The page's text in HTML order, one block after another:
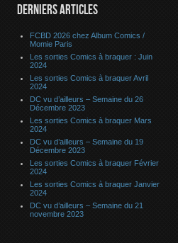
DERNIERS ARTICLES
FCBD 2026 chez Album Comics /
Momie Paris
Les sorties Comics à braquer : Juin
2024
Les sorties Comics à braquer Avril
2024
DC vu d’ailleurs – Semaine du 26
Décembre 2023
Les sorties Comics à braquer Mars
2024
DC vu d’ailleurs – Semaine du 19
Décembre 2023
Les sorties Comics à braquer Février
2024
Les sorties Comics à braquer Janvier
2024
DC vu d’ailleurs – Semaine du 21
novembre 2023